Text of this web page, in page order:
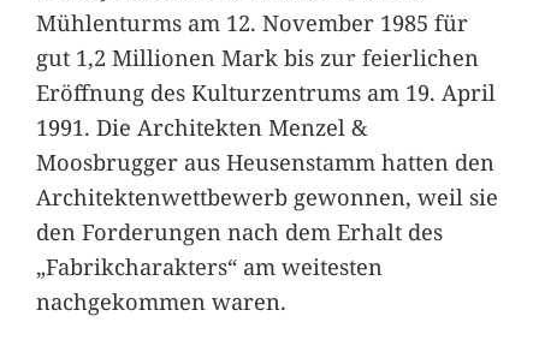
Mühlenturms am 12. November 1985 für
gut 1,2 Millionen Mark bis zur feierlichen
Eröffnung des Kulturzentrums am 19. April
1991. Die Architekten Menzel &
Moosbrugger aus Heusenstamm hatten den
Architektenwettbewerb gewonnen, weil sie
den Forderungen nach dem Erhalt des
„Fabrikcharakters“ am weitesten
nachgekommen waren.